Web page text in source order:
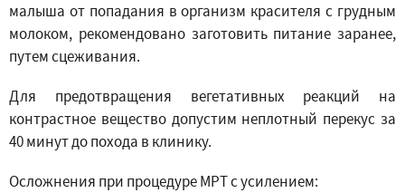
малыша от попадания в организм красителя с грудным
молоком, рекомендовано заготовить питание заранее,
путем сцеживания.
Для предотвращения вегетативных реакций на
контрастное вещество допустим неплотный перекус за
40 минут до похода в клинику.
Осложнения при процедуре МРТ с усилением: